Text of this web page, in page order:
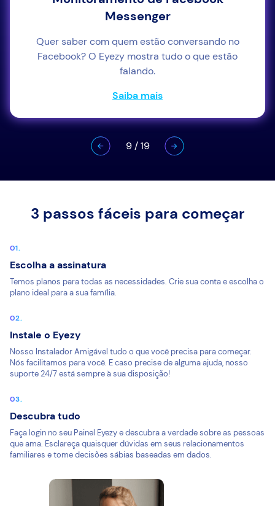
Messenger
Quer saber com quem estão conversando no
Facebook? O Eyezy mostra tudo o que estão
falando.
Saiba mais
9/19
3 passos fáceis para começar
Escolha a assinatura
Temos planos para todas as necessidades. Crie sua conta e escolha o
plano ideal para a sua família.
Instale o Eyezy
Nosso Instalador Amigável tudo o que você precisa para começar.
Nós facilitamos para você. E caso precise de alguma ajuda, nosso
suporte 24/7 está sempre à sua disposição!
Descubra tudo
Faça login no seu Painel Eyezy e descubra a verdade sobre as pessoas
que ama. Esclareça quaisquer dúvidas em seus relacionamentos
familiares e tome decisões sábias baseadas em dados.